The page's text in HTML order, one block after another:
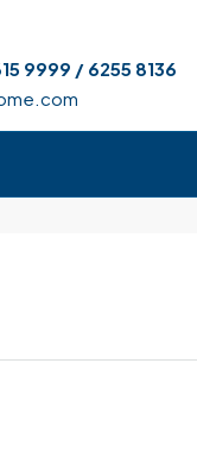
9999 / 6255 8136